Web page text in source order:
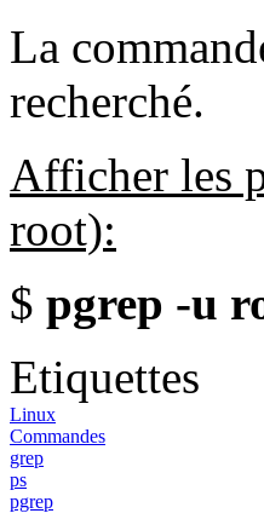
La
recherché.
Afficher les
root):
$ pgrep -u
Etiquettes
Linux
Commandes
grep
ps
pgrep